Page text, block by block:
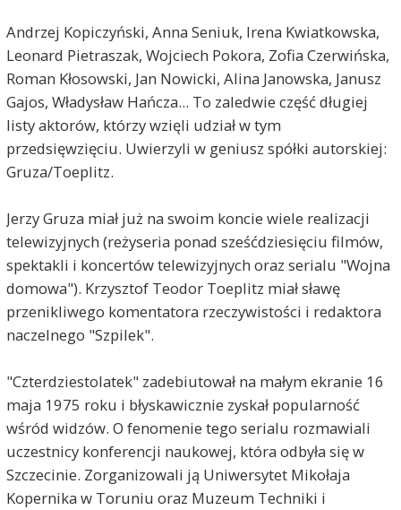
Andrzej Kopiczyński, Anna Seniuk, Irena Kwiatkowska,
Leonard Pietraszak, Wojciech Pokora, Zofia Czerwińska,
Roman Kłosowski, Jan Nowicki, Alina Janowska, Janusz
Gajos, Władysław Hańcza... To zaledwie część długiej
listy aktorów, którzy wzięli udział w tym
przedsięwzięciu. Uwierzyli w geniusz spółki autorskiej:
Gruza/Toeplitz.
Jerzy Gruza miał już na swoim koncie wiele realizacji
telewizyjnych (reżyseria ponad sześćdziesięciu filmów,
spektakli i koncertów telewizyjnych oraz serialu "Wojna
domowa"). Krzysztof Teodor Toeplitz miał sławę
przenikliwego komentatora rzeczywistości i redaktora
naczelnego "Szpilek".
"Czterdziestolatek" zadebiutował na małym ekranie 16
maja 1975 roku i błyskawicznie zyskał popularność
wśród widzów. O fenomenie tego serialu rozmawiali
uczestnicy konferencji naukowej, która odbyła się w
Szczecinie. Zorganizowali ją Uniwersytet Mikołaja
Kopernika w Toruniu oraz Muzeum Techniki i